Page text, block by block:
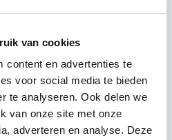
van cookies
content en advertenties te
voor social media te bieden
te analyseren. Ook delen we
van onze site met onze
adverteren en analyse. Deze
22 CM
Sorteer